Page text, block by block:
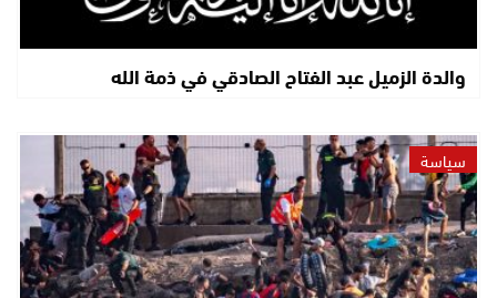
والدة الزميل عبد الفتاح الصادقي في ذمة الله
سياسة